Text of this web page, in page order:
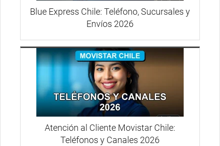
Blue Express Chile: Teléfono, Sucursales y
Envíos 2026
Atención al Cliente Movistar Chile:
Teléfonos y Canales 2026